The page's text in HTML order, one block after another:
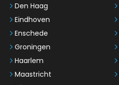
Den Haag
Eindhoven
Enschede
Groningen
Haarlem
Maastricht